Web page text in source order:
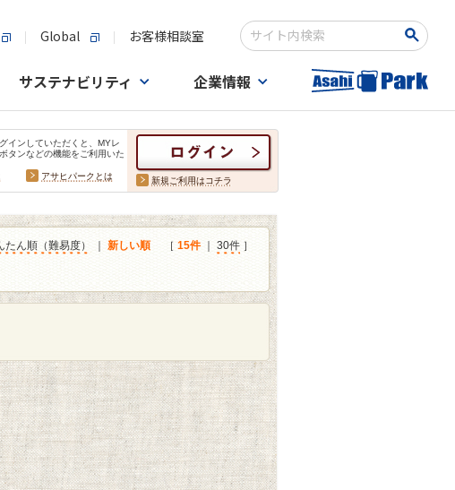
Global お客様相談室
検索キーワード入力
サステナビリティ 企業情報
インしていただくと、MYレ
タンなどの機能をご利用いた
アサヒパークとは 新規ご利用はコチラ
たん順（難易度） 新しい順 ［ 15件｜ 30件 ］